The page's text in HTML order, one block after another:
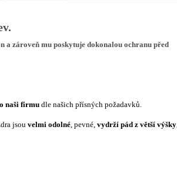
zároveň mu poskytuje dokonalou ochranu před
naši firmu dle našich přísných požadavků.
jsou velmi odolné, pevné, vydrží pád z větší výšky